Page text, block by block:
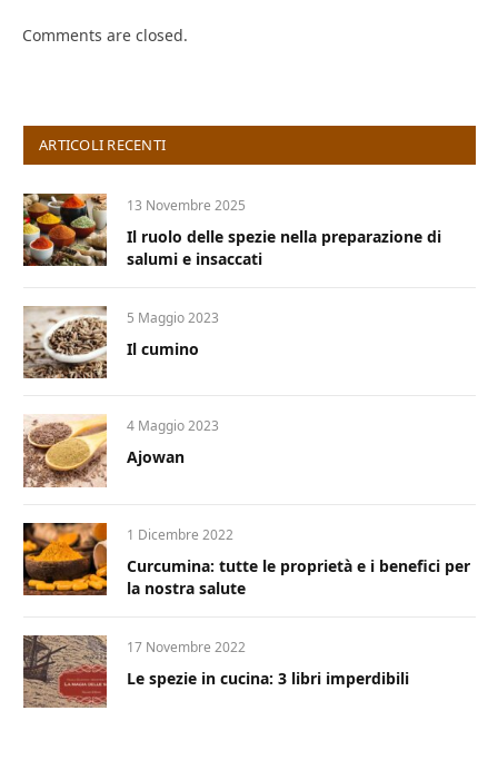
Comments are closed.
ARTICOLI RECENTI
13 Novembre 2025
Il ruolo delle spezie nella preparazione di
salumi e insaccati
5 Maggio 2023
Il cumino
4 Maggio 2023
Ajowan
1 Dicembre 2022
Curcumina: tutte le proprietà e i benefici per
la nostra salute
17 Novembre 2022
Le spezie in cucina: 3 libri imperdibili